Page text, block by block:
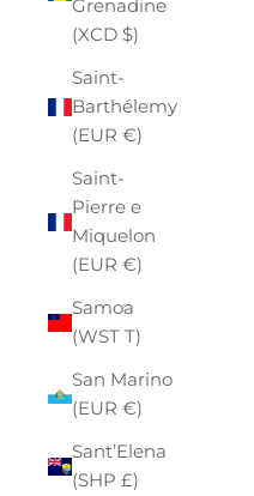
Grenadine
(XCD $)
Saint-
Barthélemy
(EUR €)
Saint-
Pierre e
Miquelon
(EUR €)
Samoa
(WST T)
San Marino
(EUR €)
Sant’Elena
(SHP £)